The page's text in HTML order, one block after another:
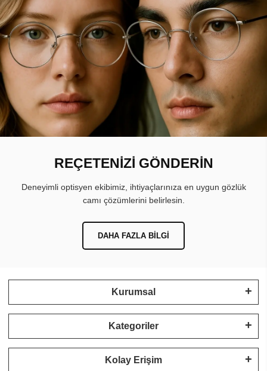
REÇETENİZİ GÖNDERİN
Deneyimli optisyen ekibimiz, ihtiyaçlarınıza en uygun gözlük
camı çözümlerini belirlesin.
DAHA FAZLA BILGI
Kurumsal
Kategoriler
Kolay Erişim